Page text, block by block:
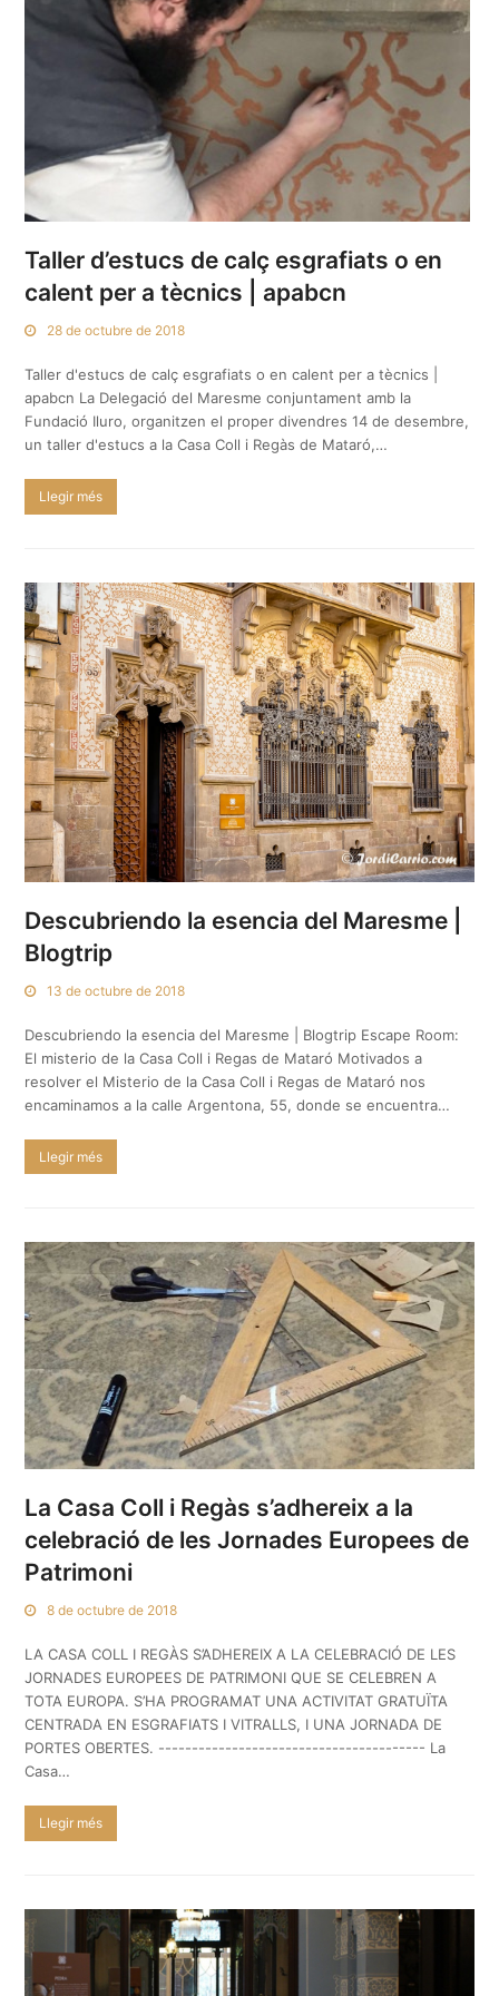
Taller d’estucs de calç esgrafiats o en
calent per a tècnics | apabcn
28 de octubre de 2018
Taller d'estucs de calç esgrafiats o en calent per a tècnics |
apabcn La Delegació del Maresme conjuntament amb la
Fundació Iluro, organitzen el proper divendres 14 de desembre,
un taller d'estucs a la Casa Coll i Regàs de Mataró,…
Llegir més
Descubriendo la esencia del Maresme |
Blogtrip
13 de octubre de 2018
Descubriendo la esencia del Maresme | Blogtrip Escape Room:
El misterio de la Casa Coll i Regas de Mataró Motivados a
resolver el Misterio de la Casa Coll i Regas de Mataró nos
encaminamos a la calle Argentona, 55, donde se encuentra…
Llegir més
La Casa Coll i Regàs s’adhereix a la
celebració de les Jornades Europees de
Patrimoni
8 de octubre de 2018
LA CASA COLL I REGÀS S’ADHEREIX A LA CELEBRACIÓ DE LES
JORNADES EUROPEES DE PATRIMONI QUE SE CELEBREN A
TOTA EUROPA. S’HA PROGRAMAT UNA ACTIVITAT GRATUÏTA
CENTRADA EN ESGRAFIATS I VITRALLS, I UNA JORNADA DE
PORTES OBERTES. ---------------------------------------- La
Casa…
Llegir més